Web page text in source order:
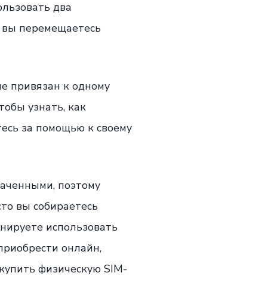
два
перемещаетесь
привязан к одному
узнать, как
за помощью к своему
поэтому
вы собираетесь
использовать
онлайн,
физическую SIM-